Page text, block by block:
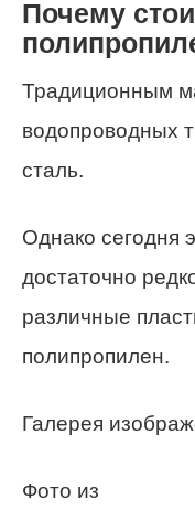
Почему
Традиционным
водопроводных
сталь.
Однако сегодня
достаточно
различные
полипропилен.
Галерея
Фото из